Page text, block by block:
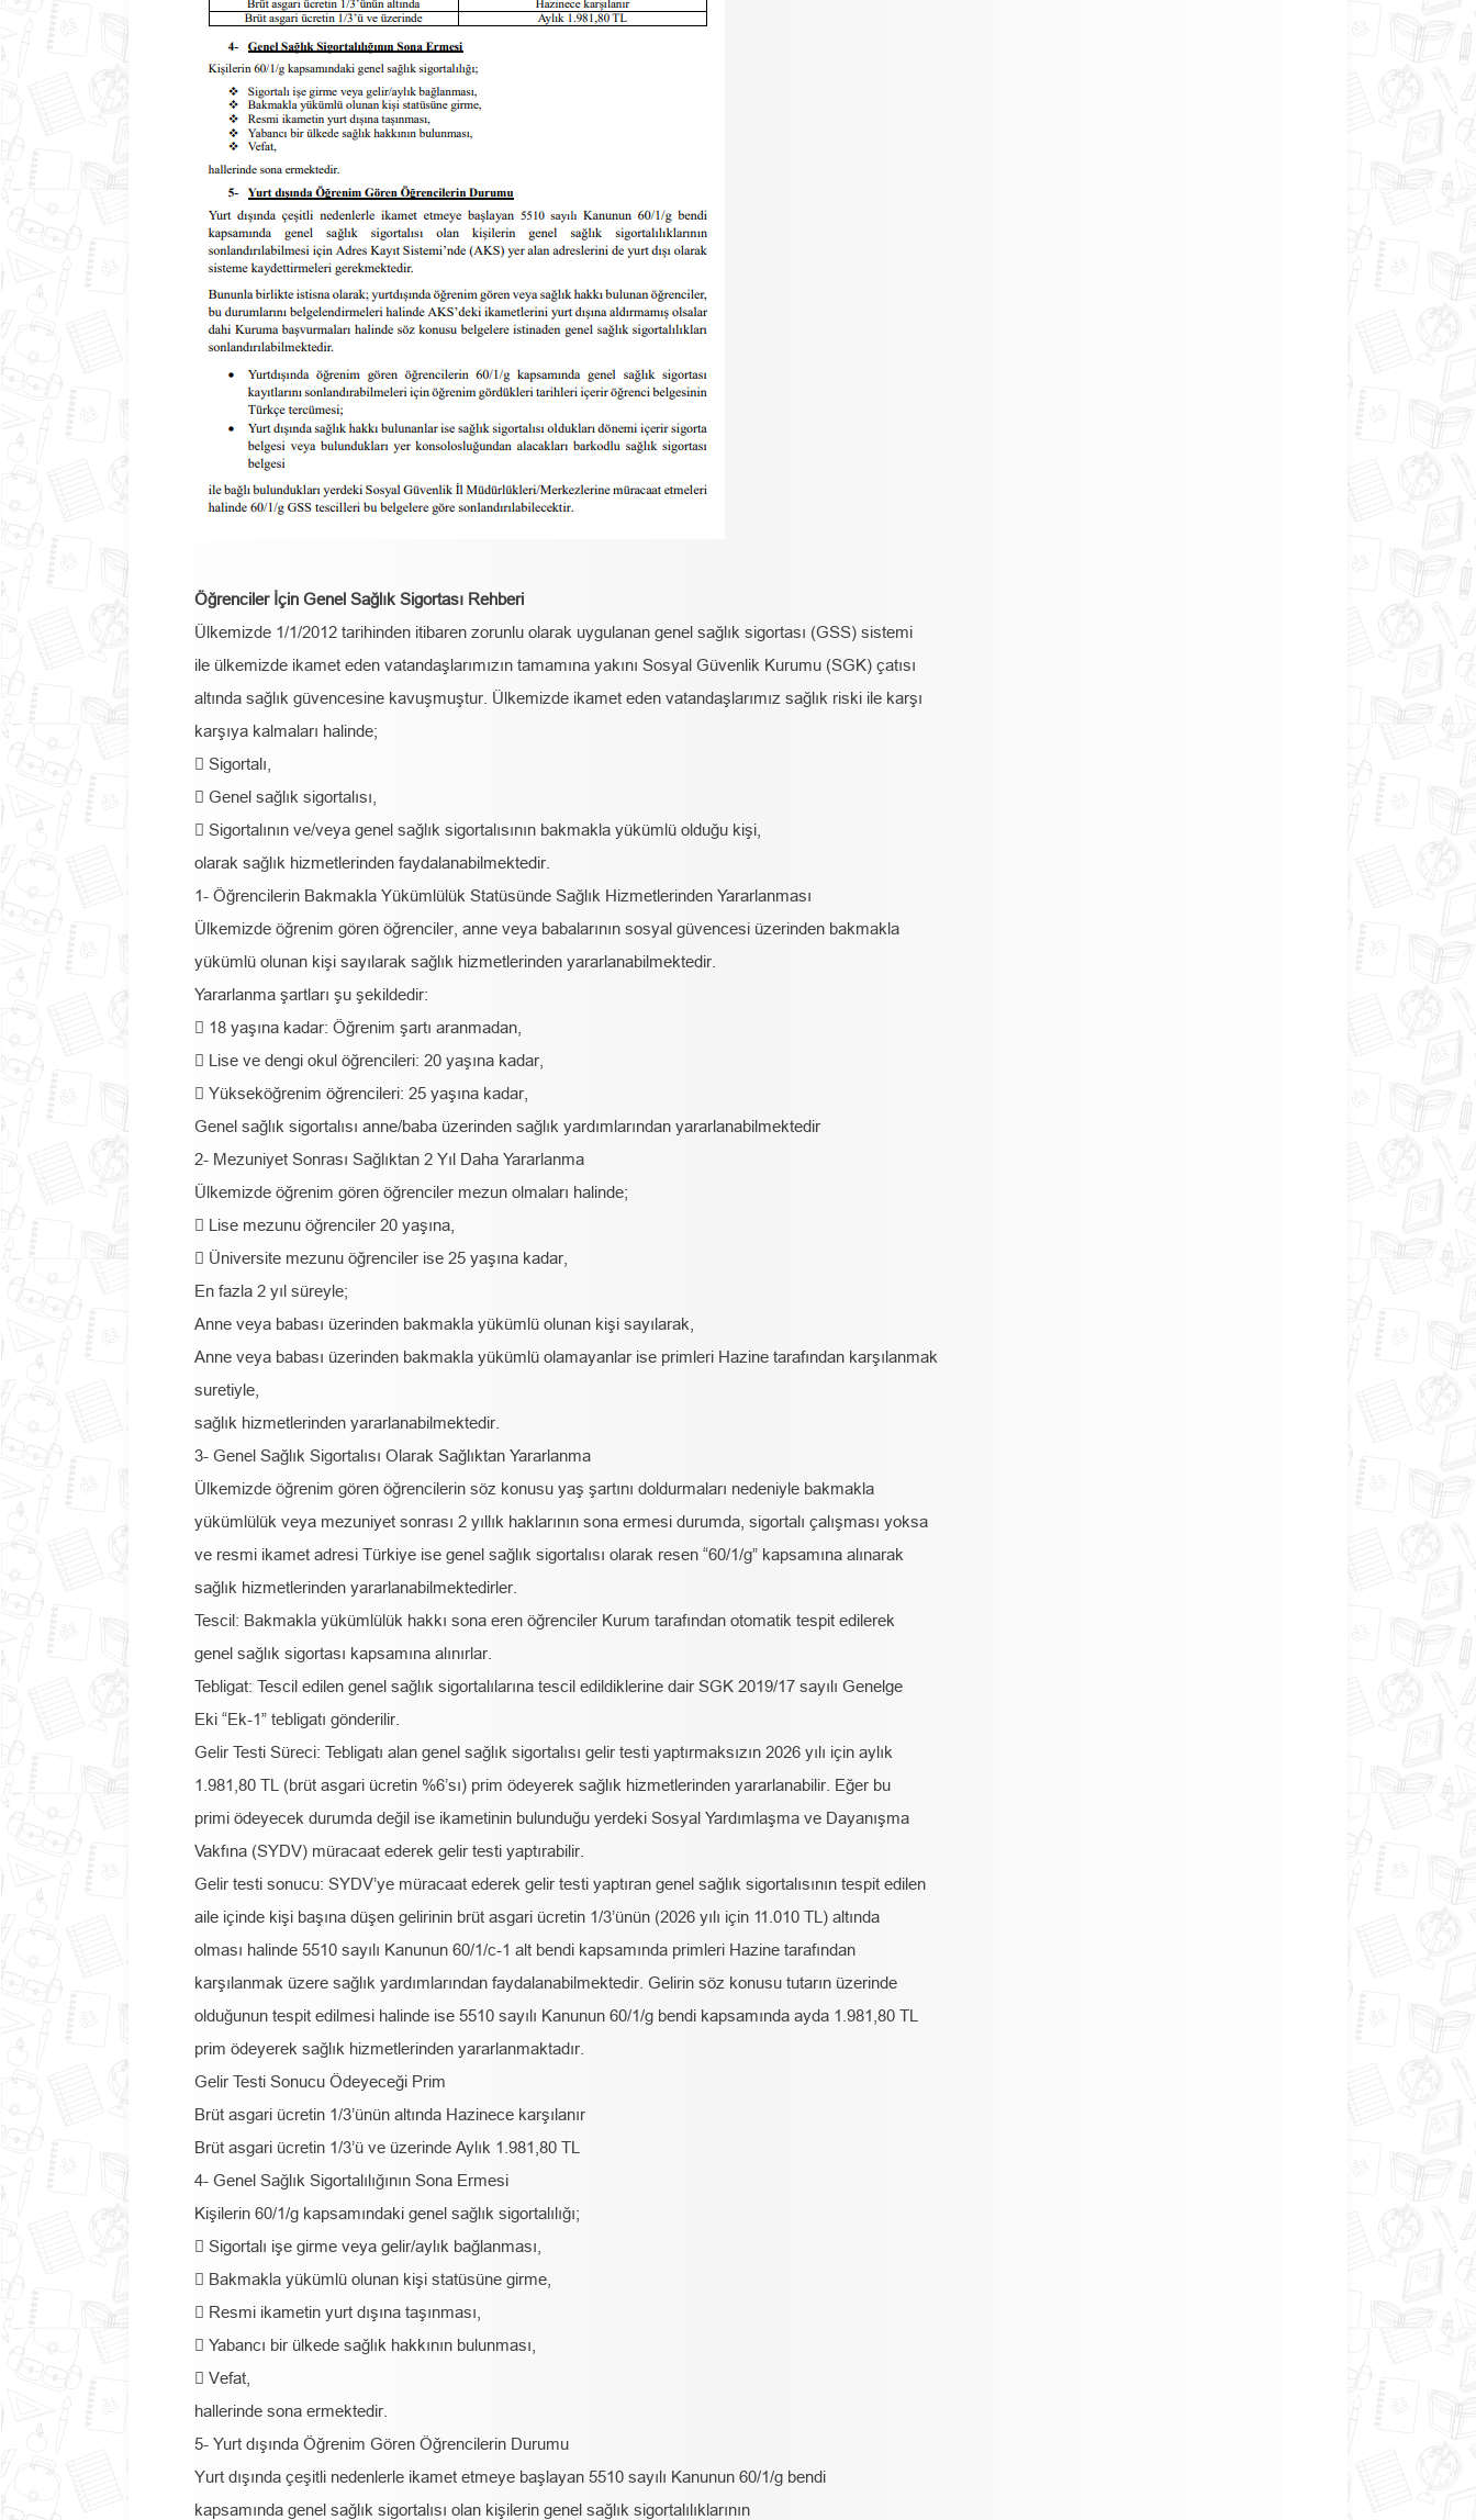
Öğrenciler İçin Genel Sağlık Sigortası Rehberi
Ülkemizde 1/1/2012 tarihinden itibaren zorunlu olarak uygulanan genel sağlık sigortası (GSS) sistemi
ile ülkemizde ikamet eden vatandaşlarımızın tamamına yakını Sosyal Güvenlik Kurumu (SGK) çatısı
altında sağlık güvencesine kavuşmuştur. Ülkemizde ikamet eden vatandaşlarımız sağlık riski ile karşı
karşıya kalmaları halinde;
 Sigortalı,
 Genel sağlık sigortalısı,
 Sigortalının ve/veya genel sağlık sigortalısının bakmakla yükümlü olduğu kişi,
olarak sağlık hizmetlerinden faydalanabilmektedir.
1- Öğrencilerin Bakmakla Yükümlülük Statüsünde Sağlık Hizmetlerinden Yararlanması
Ülkemizde öğrenim gören öğrenciler, anne veya babalarının sosyal güvencesi üzerinden bakmakla
yükümlü olunan kişi sayılarak sağlık hizmetlerinden yararlanabilmektedir.
Yararlanma şartları şu şekildedir:
 18 yaşına kadar: Öğrenim şartı aranmadan,
 Lise ve dengi okul öğrencileri: 20 yaşına kadar,
 Yükseköğrenim öğrencileri: 25 yaşına kadar,
Genel sağlık sigortalısı anne/baba üzerinden sağlık yardımlarından yararlanabilmektedir
2- Mezuniyet Sonrası Sağlıktan 2 Yıl Daha Yararlanma
Ülkemizde öğrenim gören öğrenciler mezun olmaları halinde;
 Lise mezunu öğrenciler 20 yaşına,
 Üniversite mezunu öğrenciler ise 25 yaşına kadar,
En fazla 2 yıl süreyle;
Anne veya babası üzerinden bakmakla yükümlü olunan kişi sayılarak,
Anne veya babası üzerinden bakmakla yükümlü olamayanlar ise primleri Hazine tarafından karşılanmak
suretiyle,
sağlık hizmetlerinden yararlanabilmektedir.
3- Genel Sağlık Sigortalısı Olarak Sağlıktan Yararlanma
Ülkemizde öğrenim gören öğrencilerin söz konusu yaş şartını doldurmaları nedeniyle bakmakla
yükümlülük veya mezuniyet sonrası 2 yıllık haklarının sona ermesi durumda, sigortalı çalışması yoksa
ve resmi ikamet adresi Türkiye ise genel sağlık sigortalısı olarak resen “60/1/g” kapsamına alınarak
sağlık hizmetlerinden yararlanabilmektedirler.
Tescil: Bakmakla yükümlülük hakkı sona eren öğrenciler Kurum tarafından otomatik tespit edilerek
genel sağlık sigortası kapsamına alınırlar.
Tebligat: Tescil edilen genel sağlık sigortalılarına tescil edildiklerine dair SGK 2019/17 sayılı Genelge
Eki “Ek-1” tebligatı gönderilir.
Gelir Testi Süreci: Tebligatı alan genel sağlık sigortalısı gelir testi yaptırmaksızın 2026 yılı için aylık
1.981,80 TL (brüt asgari ücretin %6’sı) prim ödeyerek sağlık hizmetlerinden yararlanabilir. Eğer bu
primi ödeyecek durumda değil ise ikametinin bulunduğu yerdeki Sosyal Yardımlaşma ve Dayanışma
Vakfına (SYDV) müracaat ederek gelir testi yaptırabilir.
Gelir testi sonucu: SYDV’ye müracaat ederek gelir testi yaptıran genel sağlık sigortalısının tespit edilen
aile içinde kişi başına düşen gelirinin brüt asgari ücretin 1/3’ünün (2026 yılı için 11.010 TL) altında
olması halinde 5510 sayılı Kanunun 60/1/c-1 alt bendi kapsamında primleri Hazine tarafından
karşılanmak üzere sağlık yardımlarından faydalanabilmektedir. Gelirin söz konusu tutarın üzerinde
olduğunun tespit edilmesi halinde ise 5510 sayılı Kanunun 60/1/g bendi kapsamında ayda 1.981,80 TL
prim ödeyerek sağlık hizmetlerinden yararlanmaktadır.
Gelir Testi Sonucu Ödeyeceği Prim
Brüt asgari ücretin 1/3’ünün altında Hazinece karşılanır
Brüt asgari ücretin 1/3’ü ve üzerinde Aylık 1.981,80 TL
4- Genel Sağlık Sigortalılığının Sona Ermesi
Kişilerin 60/1/g kapsamındaki genel sağlık sigortalılığı;
 Sigortalı işe girme veya gelir/aylık bağlanması,
 Bakmakla yükümlü olunan kişi statüsüne girme,
 Resmi ikametin yurt dışına taşınması,
 Yabancı bir ülkede sağlık hakkının bulunması,
 Vefat,
hallerinde sona ermektedir.
5- Yurt dışında Öğrenim Gören Öğrencilerin Durumu
Yurt dışında çeşitli nedenlerle ikamet etmeye başlayan 5510 sayılı Kanunun 60/1/g bendi
kapsamında genel sağlık sigortalısı olan kişilerin genel sağlık sigortalılıklarının